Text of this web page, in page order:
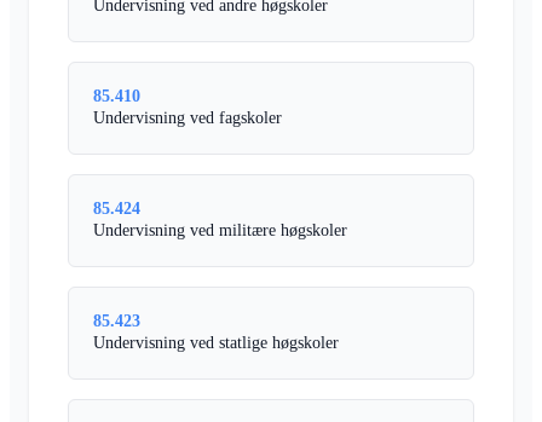
Undervisning ved andre høgskoler
85.410
Undervisning ved fagskoler
85.424
Undervisning ved militære høgskoler
85.423
Undervisning ved statlige høgskoler